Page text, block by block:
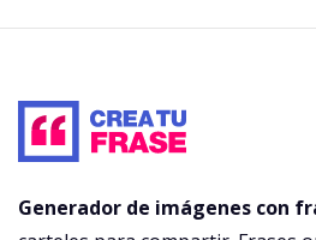
Generador de imágenes con